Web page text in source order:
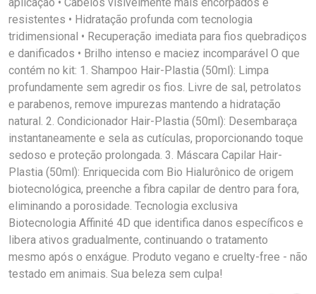
resistentes • Hidratação profunda com tecnologia
tridimensional • Recuperação imediata para fios quebradiços
e danificados • Brilho intenso e maciez incomparável O que
contém no kit: 1. Shampoo Hair-Plastia (50ml): Limpa
profundamente sem agredir os fios. Livre de sal, petrolatos
e parabenos, remove impurezas mantendo a hidratação
natural. 2. Condicionador Hair-Plastia (50ml): Desembaraça
instantaneamente e sela as cutículas, proporcionando toque
sedoso e proteção prolongada. 3. Máscara Capilar Hair-
Plastia (50ml): Enriquecida com Bio Hialurônico de origem
biotecnológica, preenche a fibra capilar de dentro para fora,
eliminando a porosidade. Tecnologia exclusiva
Biotecnologia Affinité 4D que identifica danos específicos e
libera ativos gradualmente, continuando o tratamento
mesmo após o enxágue. Produto vegano e cruelty-free - não
testado em animais. Sua beleza sem culpa!